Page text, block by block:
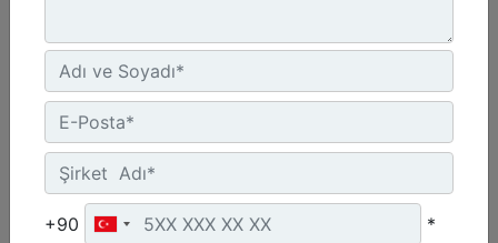
2.642 mm (104 inç), Cıvata Bağlantılı Kesici Kenar
Genişlik :
104 inç - 2642 mm
+90 *